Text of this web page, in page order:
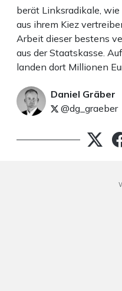
berät Linksradikale, wie
aus ihrem Kiez
Arbeit dieser bestens
aus der Staatskasse.
landen dort Millionen
Daniel Gräber
@dg_graeber